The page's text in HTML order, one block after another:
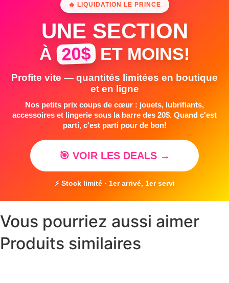
🔥 LIQUIDATION LE PRINCE
UNE SECTION
À 20$ ET MOINS!
Profite vite — quantités limitées en boutique
et en ligne
Nos petits prix coups de cœur : jouets, lubrifiants,
accessoires et lingerie sous la barre des 20$. Quand c'est
parti, c'est parti pour de bon!
🎯 VOIR LES DEALS →
⚡ Stock limité · 1er arrivé, 1er servi
Vous pourriez aussi aimer
Produits similaires